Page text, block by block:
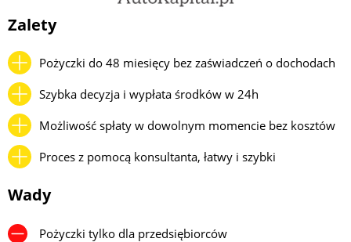
Zalety
Pożyczki do 48 miesięcy bez zaświadczeń o dochodach
Szybka decyzja i wypłata środków w 24h
Możliwość spłaty w dowolnym momencie bez kosztów
Proces z pomocą konsultanta, łatwy i szybki
Wady
Pożyczki tylko dla przedsiębiorców